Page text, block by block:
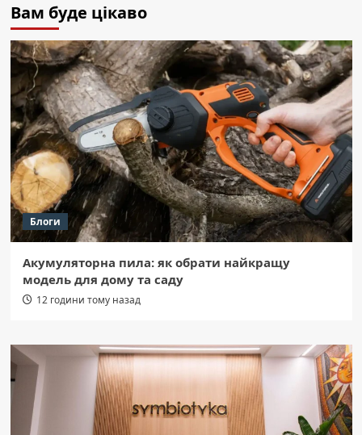
Вам буде цікаво
Блоги
Акумуляторна пила: як обрати найкращу
модель для дому та саду
12 години тому назад